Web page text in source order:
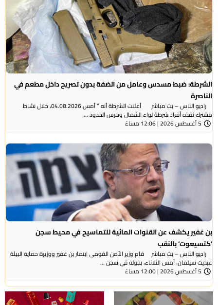
الشرطة: ضبط مسدس وعامل من الضفة بدون تصريح داخل مطعم في
الناصرة
راديو الناس – بث مباشر أعلنت الشرطة أنه ” أمس 04.08.2026، خلال نشاط
مشترك نفذه أفراد شرطة لواء الشمال وحرس الحدود ...
5 أغسطس 2026 | 12:06 مساءً
بن غفير يكشف عن القنوات المائية للتماسيح في محيط سجن
‘كتسيعوت‘ بالنقب
راديو الناس – بث مباشر قام وزير الأمن القومي ايتمار بن غفير ووزيرة حماية البيئة
عيديت سيلمان، أمس الثلاثاء، بجولة في سجن ...
5 أغسطس 2026 | 12:00 مساءً